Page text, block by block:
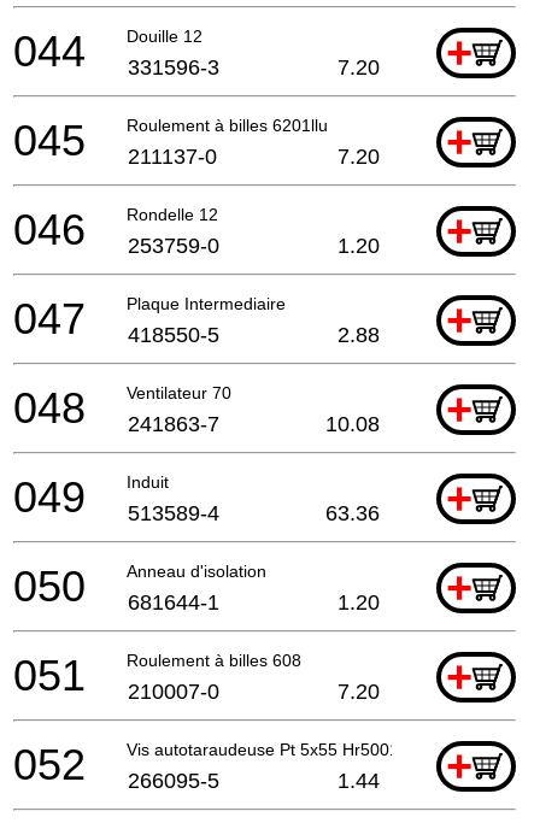
Douille 12 +
044 331596-3 7.20
Roulement à billes 6201llu +
045 211137-0 7.20
Rondelle 12 +
046 253759-0 1.20
Plaque Intermediaire +
047 418550-5 2.88
Ventilateur 70 +
048 241863-7 10.08
Induit +
049 513589-4 63.36
Anneau d'isolation +
050 681644-1 1.20
Roulement à billes 608 +
051 210007-0 7.20
Vis autotaraudeuse Pt 5x55 Hr5001C A +
052 266095-5 1.44